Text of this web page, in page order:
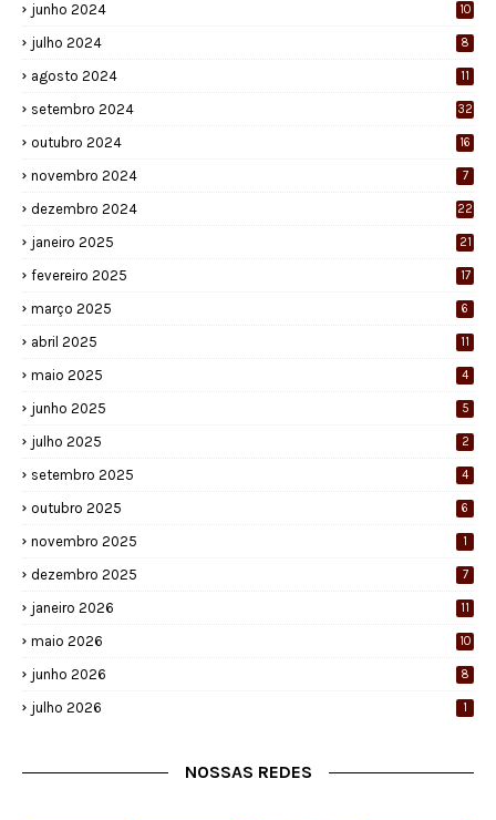
junho 2024 10
julho 2024 8
agosto 2024 11
setembro 2024 32
outubro 2024 16
novembro 2024 7
dezembro 2024 22
janeiro 2025 21
fevereiro 2025 17
março 2025 6
abril 2025 11
maio 2025 4
junho 2025 5
julho 2025 2
setembro 2025 4
outubro 2025 6
novembro 2025 1
dezembro 2025 7
janeiro 2026 11
maio 2026 10
junho 2026 8
julho 2026 1
NOSSAS REDES